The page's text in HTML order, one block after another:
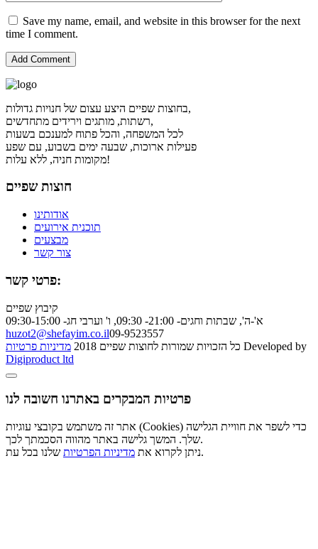
Save my name, email, and website in this browser for the next
time I comment.
בחוצות שפיים היצע עצום של חנויות גדולות,
רשתות, מותגים וירידים מתחדשים,
לכל המשפחה, והכל פתוח למענכם בשעות
פעילות ארוכות, שבעה ימים בשבוע, עם שפע
מקומות חניה, ללא עלות!
חוצות שפיים
אודותינו
תוכנית אירועים
מבצעים
צור קשר
פרטי קשר:
קיבוץ שפיים
א'-ה', שבתות וחגים- 21:00- 09:30, ו' וערבי חג- 09:30-15:00
huzot2@shefayim.co.il09-9523557
כל הזכויות שמורות לחוצות שפיים 2018
מדיניות פרטיות
Developed by
Digiproduct ltd
פרטיות המבקרים באתרנו חשובה לנו
אתר זה משתמש בקובצי עוגיות (Cookies) כדי לשפר את חוויית הגלישה
שלך. המשך גלישה באתר מהווה הסכמתך לכך.
ניתן לקרוא את מדיניות הפרטיות שלנו בכל עת.